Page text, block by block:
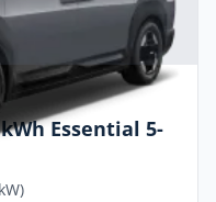
Essential 5-